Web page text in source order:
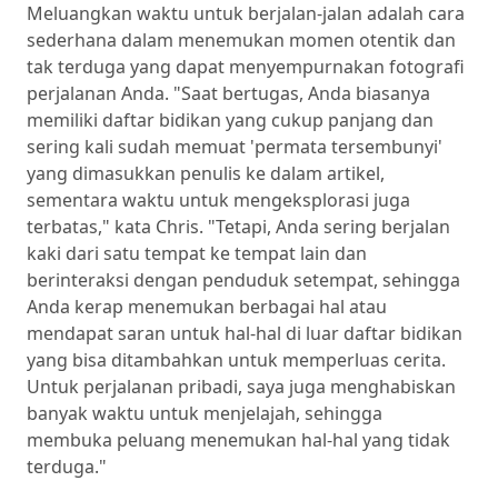
Meluangkan waktu untuk berjalan-jalan adalah cara
sederhana dalam menemukan momen otentik dan
tak terduga yang dapat menyempurnakan fotografi
perjalanan Anda. "Saat bertugas, Anda biasanya
memiliki daftar bidikan yang cukup panjang dan
sering kali sudah memuat 'permata tersembunyi'
yang dimasukkan penulis ke dalam artikel,
sementara waktu untuk mengeksplorasi juga
terbatas," kata Chris. "Tetapi, Anda sering berjalan
kaki dari satu tempat ke tempat lain dan
berinteraksi dengan penduduk setempat, sehingga
Anda kerap menemukan berbagai hal atau
mendapat saran untuk hal-hal di luar daftar bidikan
yang bisa ditambahkan untuk memperluas cerita.
Untuk perjalanan pribadi, saya juga menghabiskan
banyak waktu untuk menjelajah, sehingga
membuka peluang menemukan hal-hal yang tidak
terduga."